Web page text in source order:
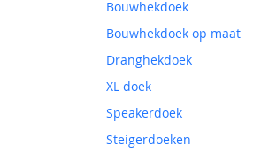
Bouwhekdoek
Bouwhekdoek op maat
Dranghekdoek
XL doek
Speakerdoek
Steigerdoeken